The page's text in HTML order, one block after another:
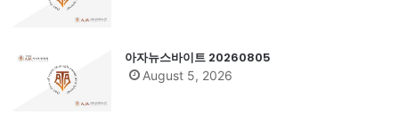
아자뉴스바이트 20260805
August 5, 2026